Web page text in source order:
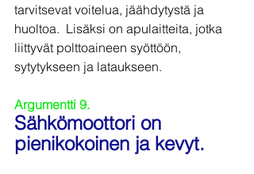
tarvitsevat voitelua, jäähdytystä ja
huoltoa.  Lisäksi on apulaitteita, jotka
liittyvät polttoaineen syöttöön,
sytytykseen ja lataukseen.
Argumentti 9.
Sähkömoottori on
pienikokoinen ja kevyt.